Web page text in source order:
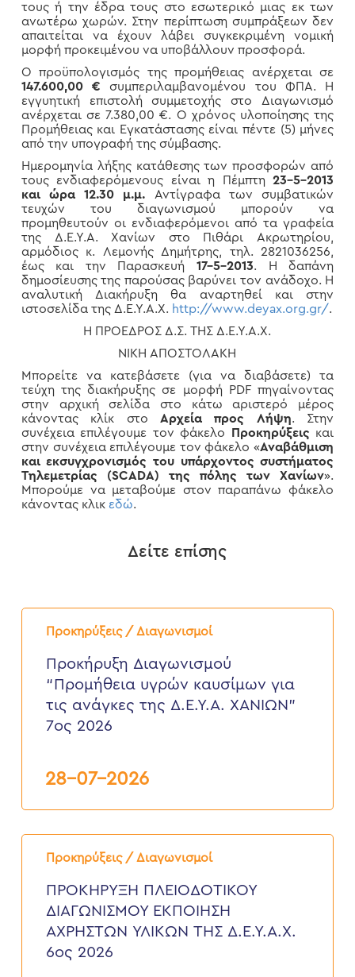
τους ή την έδρα τους στο εσωτερικό μιας εκ των
ανωτέρω χωρών. Στην περίπτωση συμπράξεων δεν
απαιτείται να έχουν λάβει συγκεκριμένη νομική
μορφή προκειμένου να υποβάλλουν προσφορά.
Ο προϋπολογισμός της προμήθειας ανέρχεται σε
147.600,00 € συμπεριλαμβανομένου του ΦΠΑ. Η
εγγυητική επιστολή συμμετοχής στο Διαγωνισμό
ανέρχεται σε 7.380,00 €. Ο χρόνος υλοποίησης της
Προμήθειας και Εγκατάστασης είναι πέντε (5) μήνες
από την υπογραφή της σύμβασης.
Ημερομηνία λήξης κατάθεσης των προσφορών από
τους ενδιαφερόμενους είναι η Πέμπτη23-5-2013
και ώρα 12.30 μ.μ. Αντίγραφα των συμβατικών
τευχών του διαγωνισμού μπορούν να
προμηθευτούν οι ενδιαφερόμενοι από τα γραφεία
της Δ.Ε.Υ.Α. Χανίων στο Πιθάρι Ακρωτηρίου,
αρμόδιος κ. Λεμονής Δημήτρης, τηλ. 2821036256,
έως και την Παρασκευή17-5-2013. Η δαπάνη
δημοσίευσης της παρούσας βαρύνει τον ανάδοχο. Η
αναλυτική Διακήρυξη θα αναρτηθεί και στην
ιστοσελίδα της Δ.Ε.Υ.Α.Χ. http://www.deyax.org.gr/.
Η ΠΡΟΕΔΡΟΣ Δ.Σ. ΤΗΣ Δ.Ε.Υ.Α.Χ.
ΝΙΚΗ ΑΠΟΣΤΟΛΑΚΗ
Μπορείτε να κατεβάσετε (για να διαβάσετε) τα
τεύχη της διακήρυξης σε μορφή PDF πηγαίνοντας
στην αρχική σελίδα στο κάτω αριστερό μέρος
κάνοντας κλίκ στο Αρχεία προς Λήψη. Στην
συνέχεια επιλέγουμε τον φάκελο
Προκηρύξεις και
στην συνέχεια επιλέγουμε τον φάκελο «Αναβάθμιση
και εκσυγχρονισμός του υπάρχοντος συστήματος
Τηλεμετρίας (SCADA) της πόλης των Χανίων».
Μπορούμε να μεταβούμε στον παραπάνω φάκελο
κάνοντας κλικ εδώ.
Δείτε επίσης
Προκηρύξεις / Διαγωνισμοί
Προκήρυξη
Διαγωνισμού
υγρών
καυσίμων
ανάγκες
2026
Προκήρυξη Διαγωνισμού
“Προμήθεια υγρών καυσίμων για
τις ανάγκες της Δ.Ε.Υ.Α. ΧΑΝΙΩΝ”
7ος 2026
28-07-2026
Προκηρύξεις / Διαγωνισμοί
ΠΡΟΚΗΡΥΞΗ
ΠΛΕΙΟΔΟΤΙΚΟΥ
ΕΚΠΟΙΗΣΗ
ΑΧΡΗΣΤΩΝ
ΥΛΙΚΩΝ
Δ.Ε.Υ.Α.Χ.
ΠΡΟΚΗΡΥΞΗ ΠΛΕΙΟΔΟΤΙΚΟΥ
ΔΙΑΓΩΝΙΣΜΟΥ ΕΚΠΟΙΗΣΗ
ΑΧΡΗΣΤΩΝ ΥΛΙΚΩΝ ΤΗΣ Δ.Ε.Υ.Α.Χ.
6ος 2026